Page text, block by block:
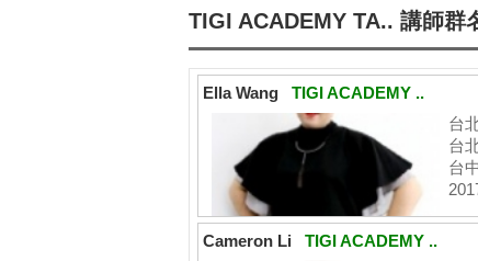
TIGI ACADEMY TA.. 講師群
Ella Wang TIGI ACADEMY ..
台
台
台
Cameron Li TIGI ACADEMY ..